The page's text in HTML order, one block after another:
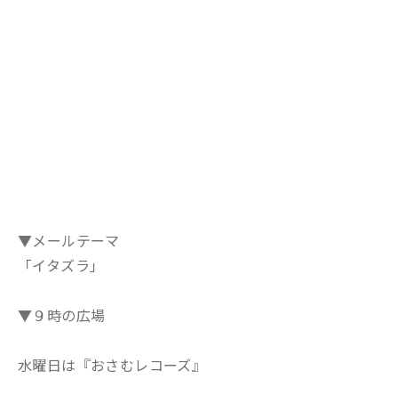
▼メールテーマ
「イタズラ」
▼９時の広場
水曜日は『おさむレコーズ』